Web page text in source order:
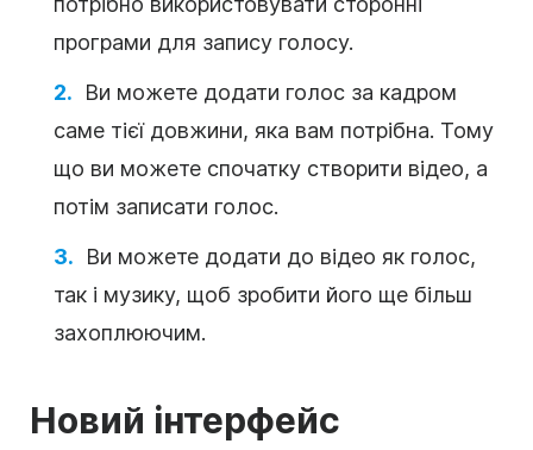
програми для запису голосу.
Ви можете додати голос за кадром
саме тієї довжини, яка вам потрібна. Тому
що ви можете спочатку створити відео, а
потім записати голос.
Ви можете додати до відео як голос,
так і музику, щоб зробити його ще більш
захоплюючим.
Новий інтерфейс